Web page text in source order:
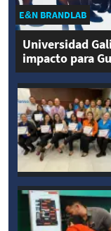
E&N BRANDLAB
Universidad
impacto para